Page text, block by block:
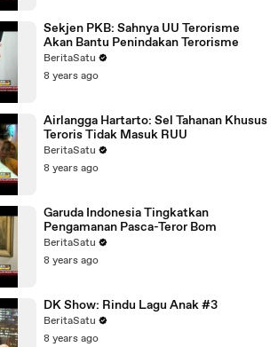
Sekjen PKB: Sahnya UU Terorisme
Akan Bantu Penindakan Terorisme
BeritaSatu
8 years ago
Airlangga Hartarto: Sel Tahanan Khusus
Teroris Tidak Masuk RUU
BeritaSatu
8 years ago
Garuda Indonesia Tingkatkan
Pengamanan Pasca-Teror Bom
BeritaSatu
8 years ago
DK Show: Rindu Lagu Anak #3
BeritaSatu
8 years ago